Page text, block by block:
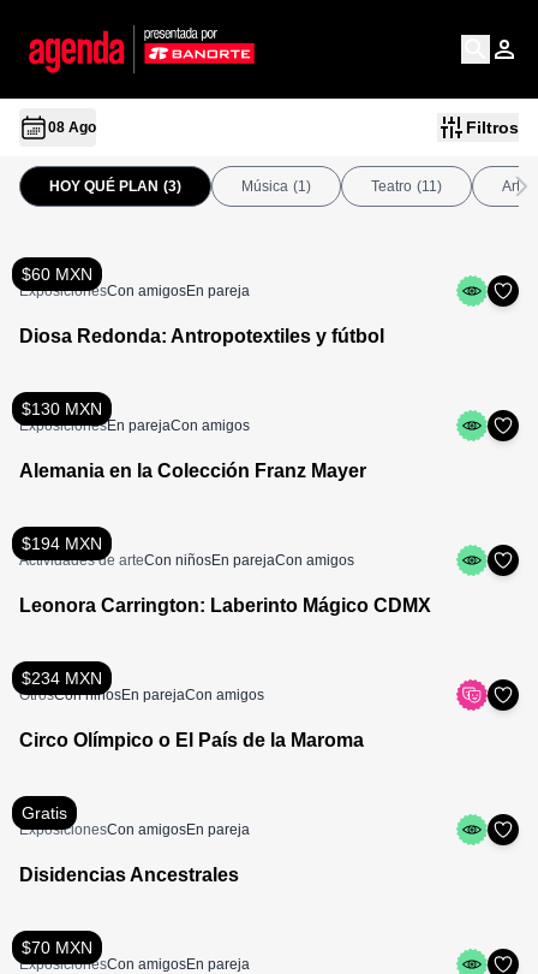
08 Ago Filtros
HOY QUÉ PLAN (3) Música (1) Teatro (11) Arte
$60 MXN
ExposicionesCon amigosEn pareja
Diosa Redonda: Antropotextiles y fútbol
$130 MXN
ExposicionesEn parejaCon amigos
Alemania en la Colección Franz Mayer
$194 MXN
Actividades de arteCon niñosEn parejaCon amigos
Leonora Carrington: Laberinto Mágico CDMX
$234 MXN
OtrosCon niñosEn parejaCon amigos
Circo Olímpico o El País de la Maroma
Gratis
ExposicionesCon amigosEn pareja
Disidencias Ancestrales
$70 MXN
ExposicionesCon amigosEn pareja